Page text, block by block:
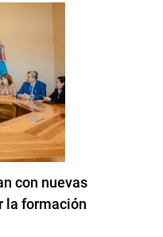
con nuevas
la formación